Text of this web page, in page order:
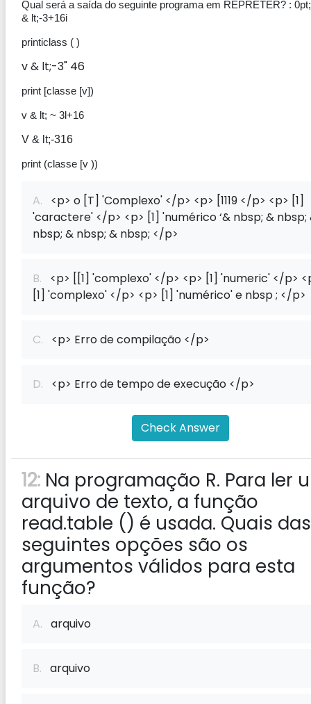
Qual será a saída do seguinte programa em REPRETER? :
& lt;-3+16i
printiclass ( )
v & lt;-3" 46
print [classe [v])
v & lt; ~ 3l+16
V & lt;-316
print (classe [v ))
A. <p> o [T] 'Complexo' </p> <p> [1119 </p> <p> [1]
'caractere' </p> <p> [1] 'numérico ‘& nbsp; & nbsp;
nbsp; & nbsp; & nbsp; </p>
B. <p> [[1] 'complexo' </p> <p> [1] 'numeric' </p>
[1] 'complexo' </p> <p> [1] 'numérico' e nbsp ; </p>
C. <p> Erro de compilação </p>
D. <p> Erro de tempo de execução </p>
Check Answer
12: Na programação R. Para ler
arquivo de texto, a função
read.table () é usada. Quais das
seguintes opções são os
argumentos válidos para esta
função?
A. arquivo
B. arquivo